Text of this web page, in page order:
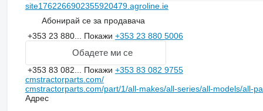
site1762266902355920479.agroline.ie
Абонирай се за продавача
+353 23 880... Покажи +353 23 880 5006
Обадете ми се
+353 83 082... Покажи +353 83 082 9755
cmstractorparts.com/
cmstractorparts.com/part/1/all-makes/all-series/all-models/all-
Адрес